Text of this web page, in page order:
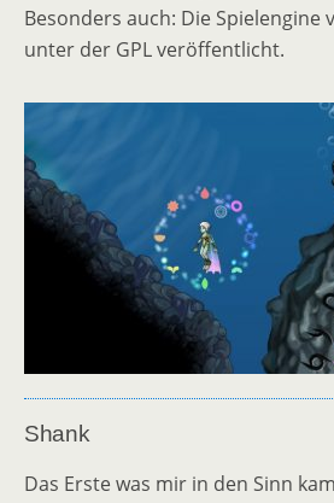
Besonders auch: Die Spielengine
unter der GPL veröffentlicht.
Shank
Das Erste was mir in den Sinn